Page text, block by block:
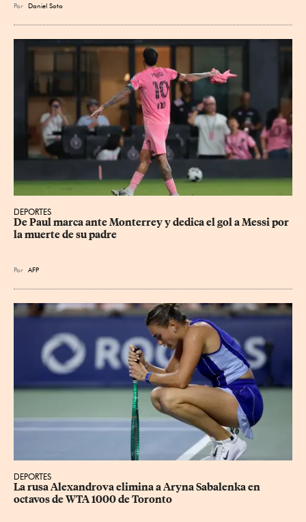
Por Daniel Soto
DEPORTES
De Paul marca ante Monterrey y dedica el gol a Messi por
la muerte de su padre
Por AFP
DEPORTES
La rusa Alexandrova elimina a Aryna Sabalenka en
octavos de WTA 1000 de Toronto